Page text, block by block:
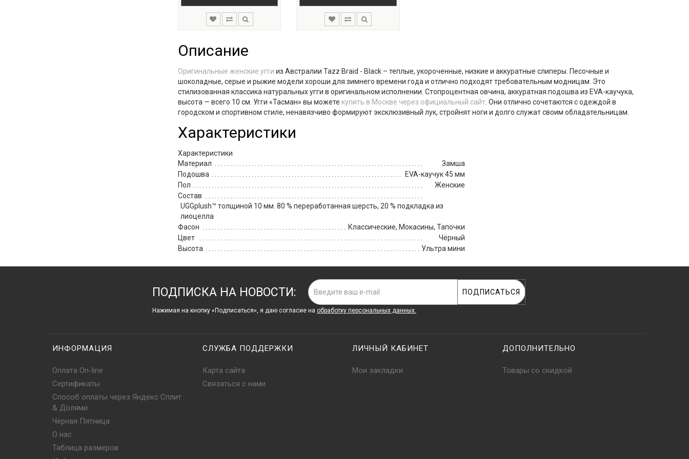
Описание
Оригинальные женские угги из Австралии Tazz Braid - Black – теплые, укороченные, низкие и аккуратные слиперы. Песочные и
шоколадные, серые и рыжие модели хороши для зимнего времени года и отлично подходят требовательным модницам. Это
стилизованная классика натуральных угги в оригинальном исполнении. Стопроцентная овчина, аккуратная подошва из EVA-каучука,
высота — всего 10 см. Угги «Тасман» вы можете купить в Москве через официальный сайт . Они отлично сочетаются с одеждой в
городском и спортивном стиле, ненавязчиво формируют эксклюзивный лук, стройнят ноги и долго служат своим обладательницам.
Характеристики
Характеристики
Материал
Замша
Подошва
EVA-каучук 45 мм
Пол
Женские
Состав
UGGplush™ толщиной 10 мм. 80 % переработанная шерсть, 20 % подкладка из
лиоцелла
Фасон
Классические, Мокасины, Тапочки
Цвет
Чёрный
Высота
Ультра мини
ПОДПИСКА НА НОВОСТИ: ПОДПИСАТЬСЯ
Нажимая на кнопку «Подписаться», я даю cогласие на обработку персональных данных.
ИНФОРМАЦИЯ
Оплата On-line
Сертификаты
Способ оплаты через Яндекс Сплит
& Долями
Чёрная Пятница
О нас
Таблица размеров
СЛУЖБА ПОДДЕРЖКИ
Карта сайта
Связаться с нами
ЛИЧНЫЙ КАБИНЕТ
Мои закладки
ДОПОЛНИТЕЛЬНО
Товары со скидкой